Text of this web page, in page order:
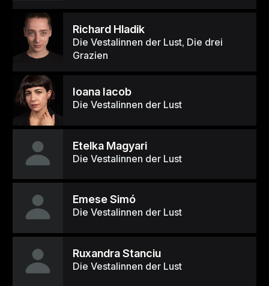
Richard Hladik
Die Vestalinnen der Lust, Die drei
Grazien
Ioana Iacob
Die Vestalinnen der Lust
Etelka Magyari
Die Vestalinnen der Lust
Emese Simó
Die Vestalinnen der Lust
Ruxandra Stanciu
Die Vestalinnen der Lust